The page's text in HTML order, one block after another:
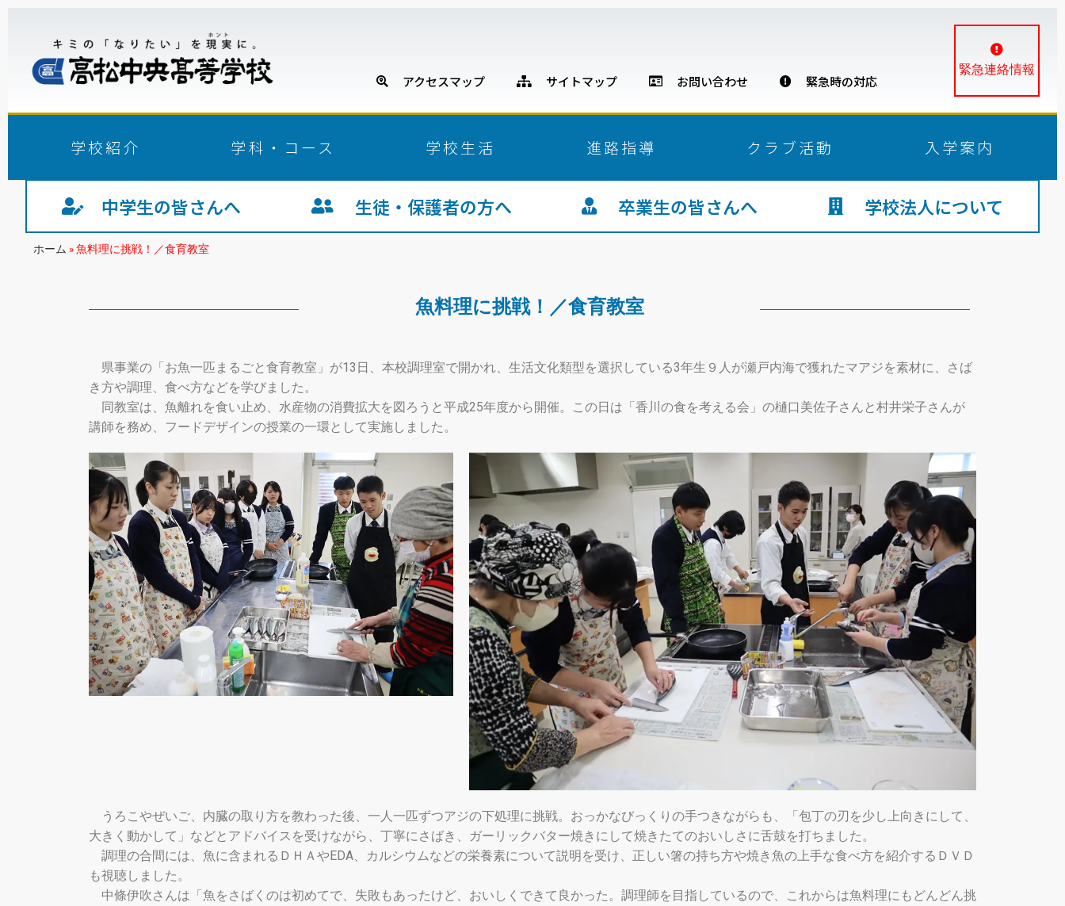
アクセスマップ サイトマップ お問い合わせ 緊急時の対応
緊急連絡情報
学校紹介 学科・コース 学校生活 進路指導 クラブ活動 入学案内
中学生の皆さんへ 生徒・保護者の方へ 卒業生の皆さんへ 学校法人について
ホーム »魚料理に挑戦！／食育教室
魚料理に挑戦！／食育教室
県事業の「お魚一匹まるごと食育教室」が13日、本校調理室で開かれ、生活文化類型を選択している3年生９人が瀬戸内海で獲れたマアジを素材に、さば
き方や調理、食べ方などを学びました。
同教室は、魚離れを食い止め、水産物の消費拡大を図ろうと平成25年度から開催。この日は「香川の食を考える会」の樋口美佐子さんと村井栄子さんが
講師を務め、フードデザインの授業の一環として実施しました。
うろこやぜいご、内臓の取り方を教わった後、一人一匹ずつアジの下処理に挑戦。おっかなびっくりの手つきながらも、「包丁の刃を少し上向きにして、
大きく動かして」などとアドバイスを受けながら、丁寧にさばき、ガーリックバター焼きにして焼きたてのおいしさに舌鼓を打ちました。
調理の合間には、魚に含まれるＤＨＡやEDA、カルシウムなどの栄養素について説明を受け、正しい箸の持ち方や焼き魚の上手な食べ方を紹介するＤＶＤ
も視聴しました。
中條伊吹さんは「魚をさばくのは初めてで、失敗もあったけど、おいしくできて良かった。調理師を目指しているので、これからは魚料理にもどんどん挑